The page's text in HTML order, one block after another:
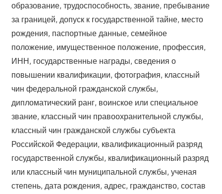
образование, трудоспособность, звание, пребывание
за границей, допуск к государственной тайне, место
рождения, паспортные данные, семейное
положение, имущественное положение, профессия,
ИНН, государственные награды, сведения о
повышении квалификации, фотография, классный
чин федеральной гражданской службы,
дипломатический ранг, воинское или специальное
звание, классный чин правоохранительной службы,
классный чин гражданской службы субъекта
Российской Федерации, квалификационный разряд
государственной службы, квалификационный разряд
или классный чин муниципальной службы, ученая
степень, дата рождения, адрес, гражданство, состав